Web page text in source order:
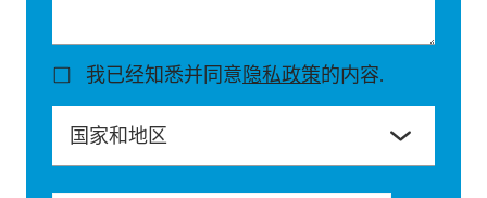
我已经知悉并同意隐私政策的内容.
国家和地区